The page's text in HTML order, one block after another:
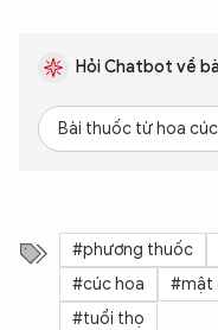
Hỏi Chatbot về
Bài thuốc từ hoa
#phương thuốc
#cúc hoa
#mật
#tuổi thọ